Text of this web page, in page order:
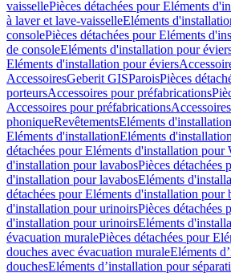
vaissellePièces détachées pour Eléments
à laver et lave-vaisselleEléments
consolePièces détachées pour Eléments
de consoleEléments d'installation pour
Eléments d'installation pour éviers
AccessoiresGeberit GISParoisPièces
porteursAccessoires pour préfabrications
Accessoires pour préfabrications
phoniqueRevêtementsEléments d'installation
Eléments d'installationEléments
détachées pour Eléments d'installation pour
d'installation pour lavabosPièces détachées
d'installation pour lavabosEléments
détachées pour Eléments d'installation pour
d'installation pour urinoirsPièces détachées
d'installation pour urinoirsEléments
évacuation muralePièces détachées pour
douches avec évacuation muraleEléments
douchesEléments d’installation pour